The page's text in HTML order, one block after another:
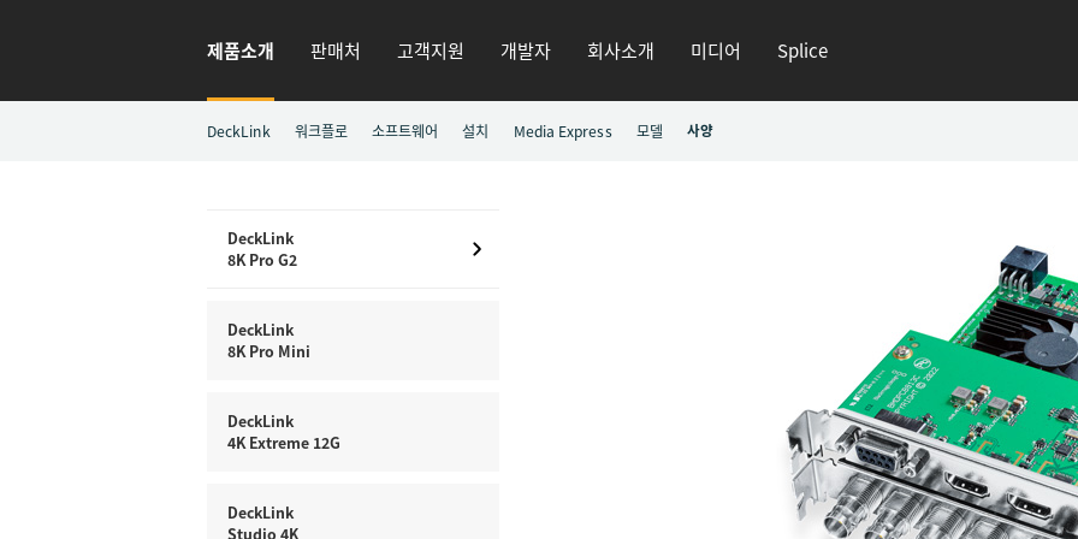
제품소개 판매처 고객지원 개발자 회사소개 미디어 Splice
DeckLink 워크플로 소프트웨어 설치 Media Express 모델 사양
DeckLink
8K Pro G2
DeckLink
8K Pro Mini
DeckLink
4K Extreme 12G
DeckLink
Studio 4K